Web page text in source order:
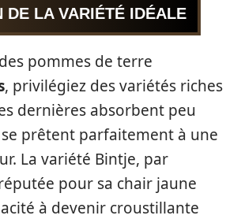
DE LA VARIÉTÉ IDÉALE
pommes de terre
, privilégiez des variétés riches
dernières absorbent peu
prêtent parfaitement à une
La variété Bintje, par
pour sa chair jaune
à devenir croustillante